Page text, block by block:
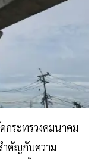
กระทรวงคมนาคม
ำคัญกับความ